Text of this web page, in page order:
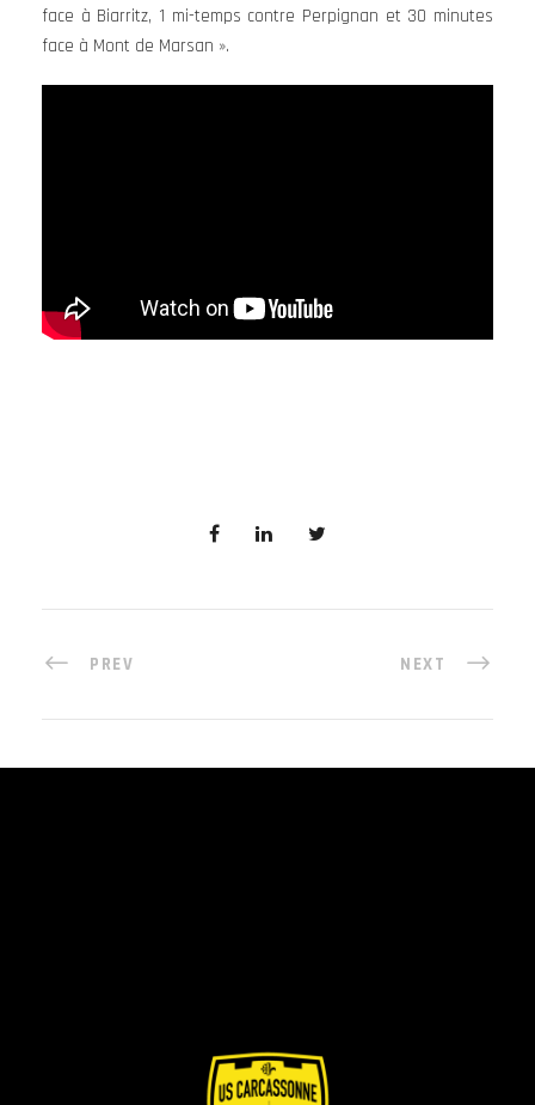
face à Biarritz, 1 mi-temps contre Perpignan et 30 minutes
face à Mont de Marsan ».
PREV NEXT